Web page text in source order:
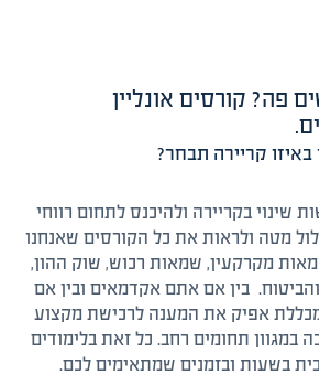
פה? קורסים אונליין
באיזו קריירה תבחר?
שינוי בקריירה ולהיכנס לתחום רווחי
מטה ולראות את כל הקורסים שאנחנו
מקרקעין, שמאות רכוש, שוק ההון,
בין אם אתם אקדמאים ובין אם
אפיק את המענה לרכישת מקצוע
במגוון תחומים רחב. כל זאת בלימודים
בשעות ובזמנים שמתאימים לכם.